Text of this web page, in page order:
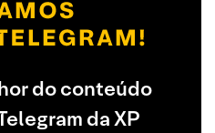
do conteúdo
da XP